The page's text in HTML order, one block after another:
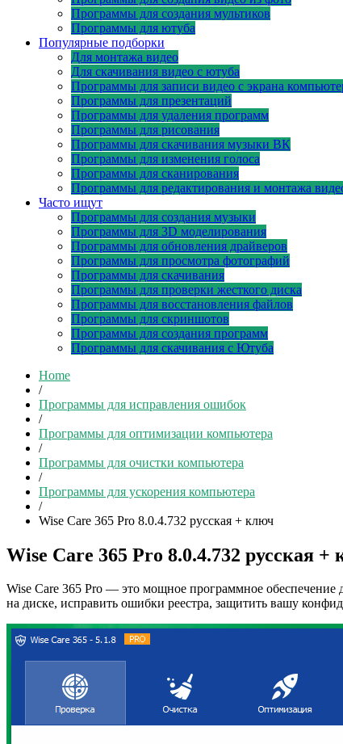
Программы для создания мультиков
Программы для ютуба
Популярные подборки
Для монтажа видео
Для скачивания видео с ютуба
Программы для записи видео с экрана
Программы для презентаций
Программы для удаления программ
Программы для рисования
Программы для скачивания музыки ВК
Программы для изменения голоса
Программы для сканирования
Программы для редактирования и монтажа
Часто ищут
Программы для создания музыки
Программы для 3D моделирования
Программы для обновления драйверов
Программы для просмотра фотографий
Программы для скачивания
Программы для проверки жесткого диска
Программы для восстановления файлов
Программы для скриншотов
Программы для создания программ
Программы для скачивания с Ютуба
Home
/
Программы для исправления ошибок
/
Программы для оптимизации компьютера
/
Программы для очистки компьютера
/
Программы для ускорения компьютера
/
Wise Care 365 Pro 8.0.4.732 русская + ключ
Wise Care 365 Pro 8.0.4.732 русская +
Wise Care 365 Pro — это мощное программное обеспечение
на диске, исправить ошибки реестра, защитить вашу